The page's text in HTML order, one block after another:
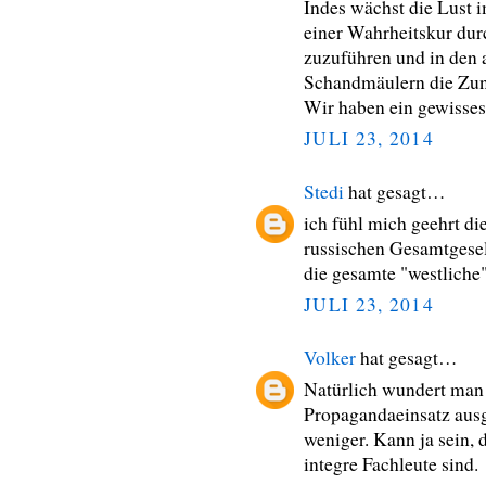
Indes wächst die Lust
einer Wahrheitskur
zuzuführen und in den
Schandmäulern die
Wir haben ein
JULI 23, 2014
Stedihat gesagt…
ich fühl mich geehrt
russischen
die gesamte
JULI 23, 2014
Volkerhat gesagt…
Natürlich wundert
Propagandaeinsatz
weniger. Kann ja sein,
integre Fachleute sind.